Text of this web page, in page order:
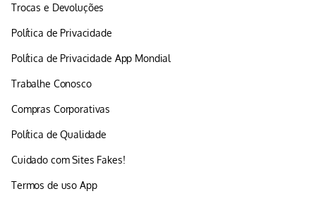
Trocas e Devoluções
Política de Privacidade
Política de Privacidade App Mondial
Trabalhe Conosco
Compras Corporativas
Política de Qualidade
Cuidado com Sites Fakes!
Termos de uso App